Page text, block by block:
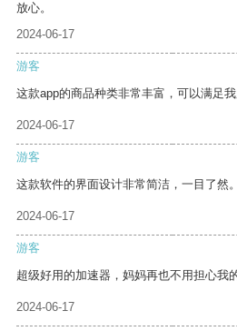
放心。
2024-06-17
游客
这款app的商品种类非常丰富，可以满足我
2024-06-17
游客
这款软件的界面设计非常简洁，一目了然。
2024-06-17
游客
超级好用的加速器，妈妈再也不用担心我
2024-06-17